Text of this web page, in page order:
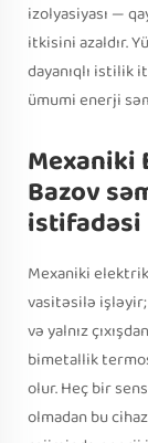
izolyasiyası —
itkisini azaldır.
dayanıqlı istilik
ümumi enerji
Mexaniki
Bazov
istifadəsi
Mexaniki
vasitəsilə
və yalnız
bimetallik
olur. Heç bir
olmadan bu